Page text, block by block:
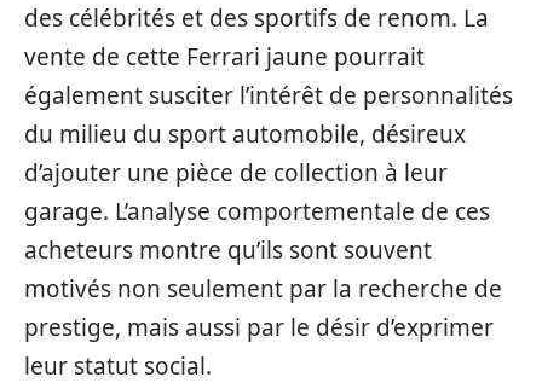
des célébrités et des sportifs de renom. La
vente de cette Ferrari jaune pourrait
également susciter l’intérêt de personnalités
du milieu du sport automobile, désireux
d’ajouter une pièce de collection à leur
garage. L’analyse comportementale de ces
acheteurs montre qu’ils sont souvent
motivés non seulement par la recherche de
prestige, mais aussi par le désir d’exprimer
leur statut social.